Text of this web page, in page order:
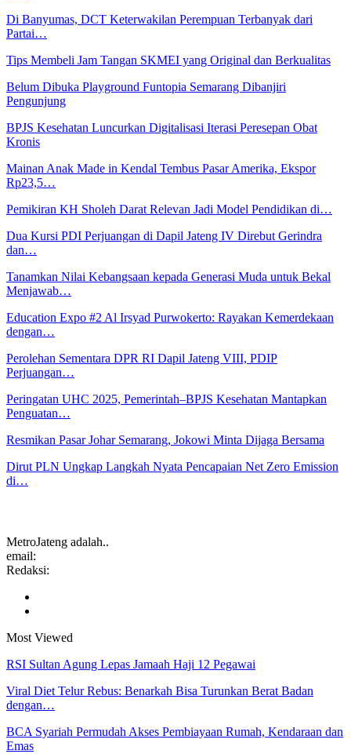
Di Banyumas, DCT Keterwakilan Perempuan Terbanyak dari
Partai…
Tips Membeli Jam Tangan SKMEI yang Original dan Berkualitas
Belum Dibuka Playground Funtopia Semarang Dibanjiri
Pengunjung
BPJS Kesehatan Luncurkan Digitalisasi Iterasi Peresepan Obat
Kronis
Mainan Anak Made in Kendal Tembus Pasar Amerika, Ekspor
Rp23,5…
Pemikiran KH Sholeh Darat Relevan Jadi Model Pendidikan di…
Dua Kursi PDI Perjuangan di Dapil Jateng IV Direbut Gerindra
dan…
Tanamkan Nilai Kebangsaan kepada Generasi Muda untuk Bekal
Menjawab…
Education Expo #2 Al Irsyad Purwokerto: Rayakan Kemerdekaan
dengan…
Perolehan Sementara DPR RI Dapil Jateng VIII, PDIP
Perjuangan…
Peringatan UHC 2025, Pemerintah–BPJS Kesehatan Mantapkan
Penguatan…
Resmikan Pasar Johar Semarang, Jokowi Minta Dijaga Bersama
Dirut PLN Ungkap Langkah Nyata Pencapaian Net Zero Emission
di…
MetroJateng adalah..
email:
Redaksi:
Most Viewed
RSI Sultan Agung Lepas Jamaah Haji 12 Pegawai
Viral Diet Telur Rebus: Benarkah Bisa Turunkan Berat Badan
dengan…
BCA Syariah Permudah Akses Pembiayaan Rumah, Kendaraan dan
Emas